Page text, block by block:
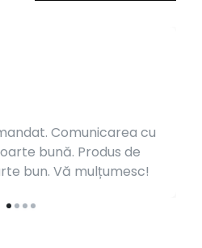
Comunicarea cu
bună. Produs de
bun. Vă mulțumesc!